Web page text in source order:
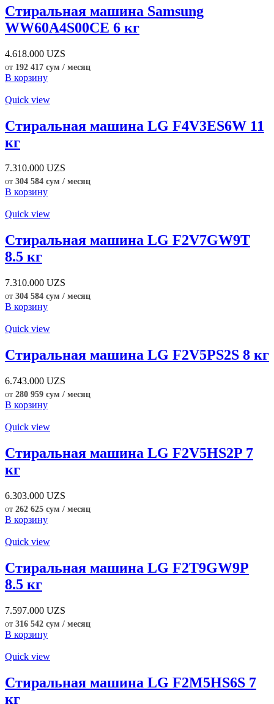
Стиральная машина Samsung
WW60A4S00CE 6 кг
4.618.000 UZS
от 192 417 сум / месяц
В корзину
Quick view
Стиральная машина LG F4V3ES6W 11
кг
7.310.000 UZS
от 304 584 сум / месяц
В корзину
Quick view
Стиральная машина LG F2V7GW9T
8.5 кг
7.310.000 UZS
от 304 584 сум / месяц
В корзину
Quick view
Стиральная машина LG F2V5PS2S 8 кг
6.743.000 UZS
от 280 959 сум / месяц
В корзину
Quick view
Стиральная машина LG F2V5HS2P 7
кг
6.303.000 UZS
от 262 625 сум / месяц
В корзину
Quick view
Стиральная машина LG F2T9GW9P
8.5 кг
7.597.000 UZS
от 316 542 сум / месяц
В корзину
Quick view
Стиральная машина LG F2M5HS6S 7
кг